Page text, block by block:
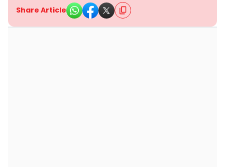
Share Article